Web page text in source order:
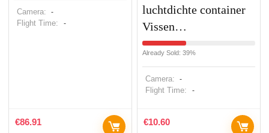
Camera: -
Flight Time: -
€86.91
luchtdichte container
Vissen…
Already Sold: 39%
Camera: -
Flight Time: -
€10.60